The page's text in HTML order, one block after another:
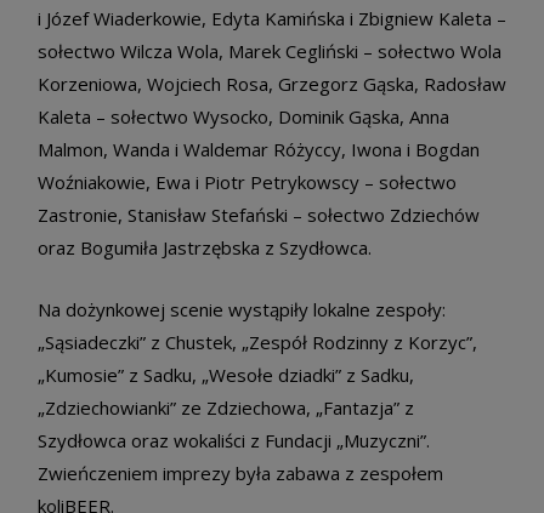
i Józef Wiaderkowie, Edyta Kamińska i Zbigniew Kaleta –
sołectwo Wilcza Wola, Marek Cegliński – sołectwo Wola
Korzeniowa, Wojciech Rosa, Grzegorz Gąska, Radosław
Kaleta – sołectwo Wysocko, Dominik Gąska, Anna
Malmon, Wanda i Waldemar Różyccy, Iwona i Bogdan
Woźniakowie, Ewa i Piotr Petrykowscy – sołectwo
Zastronie, Stanisław Stefański – sołectwo Zdziechów
oraz Bogumiła Jastrzębska z Szydłowca.
Na dożynkowej scenie wystąpiły lokalne zespoły:
„Sąsiadeczki” z Chustek, „Zespół Rodzinny z Korzyc”,
„Kumosie” z Sadku, „Wesołe dziadki” z Sadku,
„Zdziechowianki” ze Zdziechowa, „Fantazja” z
Szydłowca oraz wokaliści z Fundacji „Muzyczni”.
Zwieńczeniem imprezy była zabawa z zespołem
koliBEER.